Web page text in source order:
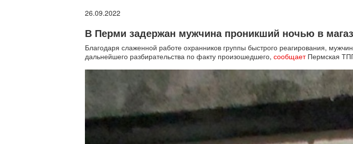
26.09.2022
В Перми задержан мужчина проникший ночью в
Благодаря слаженной работе охранников группы быстрого реагирования,
дальнейшего разбирательства по факту произошедшего, сообщаетПермская